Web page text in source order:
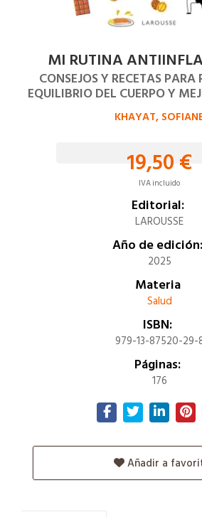
MI RUTINA
CONSEJOS Y RECETAS PARA
EQUILIBRIO DEL CUERPO Y
KHAYAT,
19,50 €
IVA incluido
Editorial:
LAROUSSE
Año de edición:
2025
Materia
Salud
ISBN:
979-13-87520-29-
Páginas:
176
Añadir a